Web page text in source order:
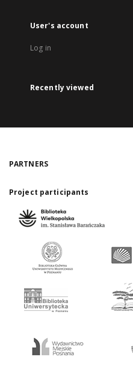
User's account
Log in
Recently viewed
PARTNERS
Project participants